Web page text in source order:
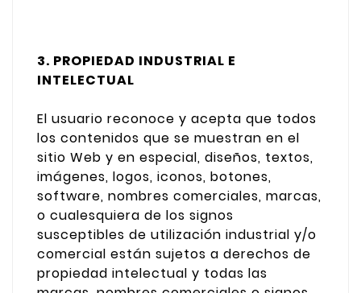
3. PROPIEDAD INDUSTRIAL E
INTELECTUAL
El usuario reconoce y acepta que todos
los contenidos que se muestran en el
sitio Web y en especial, diseños, textos,
imágenes, logos, iconos, botones,
software, nombres comerciales, marcas,
o cualesquiera de los signos
susceptibles de utilización industrial y/o
comercial están sujetos a derechos de
propiedad intelectual y todas las